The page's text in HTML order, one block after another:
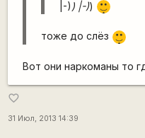
|-) ) |-))
_)
тоже до слёз
|-)
_)
Вот они наркоманы то
favorite_border
31 Июл, 2013 14:39